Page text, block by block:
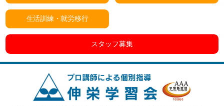
生活訓練・就労移行
スタッフ募集